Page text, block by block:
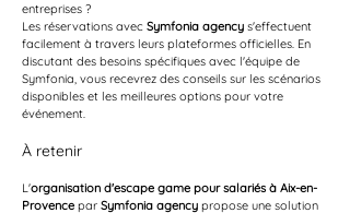
entreprises ?
Les réservations avec Symfonia agency s'effectuent
facilement à travers leurs plateformes officielles. En
discutant des besoins spécifiques avec l'équipe de
Symfonia, vous recevrez des conseils sur les scénarios
disponibles et les meilleures options pour votre
événement.
À retenir
L'organisation d'escape game pour salariés à Aix-en-
Provence par Symfonia agency propose une solution